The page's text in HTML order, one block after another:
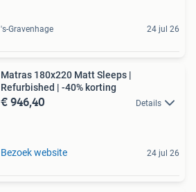
's-Gravenhage 24 jul 26
Matras 180x220 Matt Sleeps |
Refurbished | -40% korting
€ 946,40 Details
Bezoek website 24 jul 26